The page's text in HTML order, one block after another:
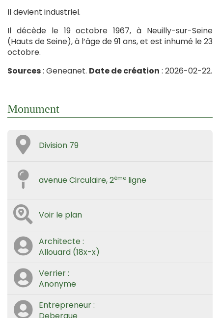
Il devient industriel.
Il décède le 19 octobre 1967, à Neuilly-sur-Seine
(Hauts de Seine), à l’âge de 91 ans, et est inhumé le 23
octobre.
Sources: Geneanet. Date de création : 2026-02-22.
Monument
Division 79
avenue Circulaire, 2ème ligne
Voir le plan
Architecte :
Allouard (18x-x)
Verrier :
Anonyme
Entrepreneur :
Debergue